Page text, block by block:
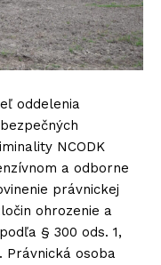
oddelenia
NCODK
a odborne
právnickej
ohrozenie a
§ 300 ods. 1,
Právnická osoba